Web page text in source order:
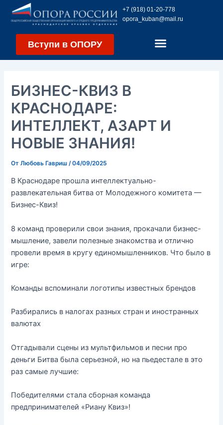
Перейти
+7 (918) 01-20-778
opora_kuban@mail.ru
Вступи в ОПОРУ
БИЗНЕС-КВИЗ В
КРАСНОДАРЕ:
ИНТЕЛЛЕКТ, АЗАРТ И
НОВЫЕ ЗНАНИЯ!
ОтЛюбовь Гавриш /04/09/2025
В Краснодаре прошла интеллектуально-
развлекательная битва от Молодежного комитета —
Бизнес-Квиз!
8 команд проверили свои знания, прокачали бизнес-
мышление, завели полезные знакомства и отлично
провели время в кругу единомышленников. Что было в
игре:
Команды вспоминали логотипы известных брендов
Разбирались в налогах разных стран и иностранных
валютах
Отгадывали сцены из мультфильмов и песни про
деньги Битва была серьезной, но на пьедестале в это
раз самые лучшие:
Победителями стала сборная команда
предпринимателей «Риану Квиз»!
Навигация
по